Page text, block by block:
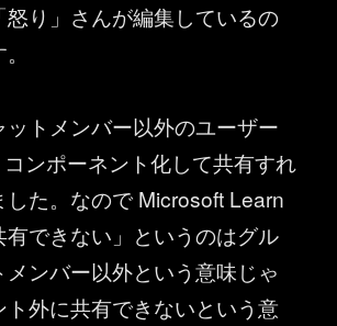
怒り」さんが編集しているの
ットメンバー以外のユーザー
ンポーネント化して共有すれ
した。なので Microsoft Learn
有できない」というのはグル
ンバー以外という意味じゃ
ト外に共有できないという意